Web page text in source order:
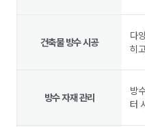
건축물 방수 시공
다
히
방수 자재 관리
방
터